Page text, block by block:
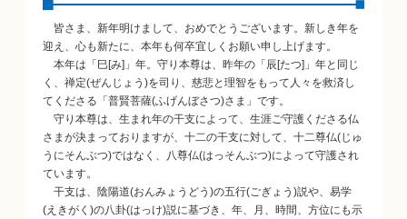
皆さま、新年明けまして、おめでとうございます。新しき年を
迎え、心も新たに、本年も何卒宜しくお願い申し上げます。
本年は「巳[み]」年。守り本尊は、昨年の「辰[たつ]」年と同じ
く、禅定(ぜんじょう)を司り、慈悲と理智をもって人々を救済し
てくださる「普賢菩薩(ふげんぼさつ)さま」です。
守り本尊は、生まれ年の干支によって、生涯ご守護くださる仏
さまが決まっておりますが、十二の干支に対して、十二尊仏(じゅ
うにそんぶつ)ではなく、八尊仏(はっそんぶつ)によって守護され
ています。
干支は、陰陽道(おんみょうどう)の五行(ごぎょう)説や、易学
(えきがく)の八卦(はっけ)説に基づき、年、月、時間、方位にも示